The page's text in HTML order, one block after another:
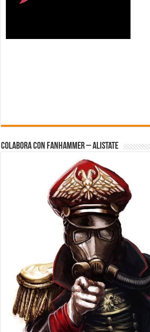
Colabora con FanHammer – Alistate